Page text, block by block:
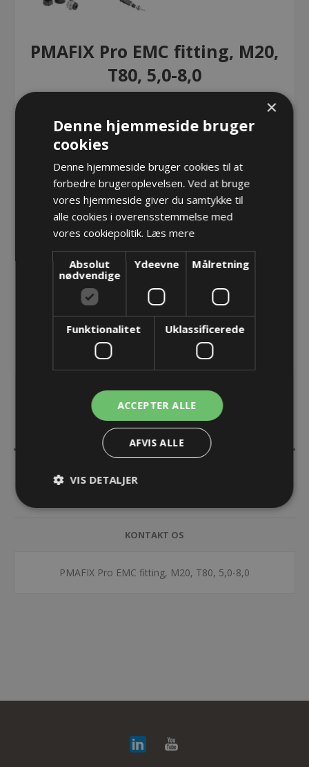
PMAFIX Pro EMC fitting, M20,
T80, 5,0-8,0
5,0-8,0
PMAFIX Pro EMC fitting, M20, T80, 5,0-8,0
Varenr.: NKEZ-M207T/B2
Producent: PMA - ABB Schweitzerland Ltd
Opret konto for at se priser
KONTAKT OS
PMAFIX Pro EMC fitting, M20, T80, 5,0-8,0
×
Denne hjemmeside bruger
cookies
Denne hjemmeside bruger cookies til at
forbedre brugeroplevelsen. Ved at bruge
vores hjemmeside giver du samtykke til
alle cookies i overensstemmelse med
vores cookiepolitik. Læs mere
Absolut
nødvendige
Ydeevne Målretning
Funktionalitet Uklassificerede
ACCEPTER ALLE
AFVIS ALLE
VIS DETALJER